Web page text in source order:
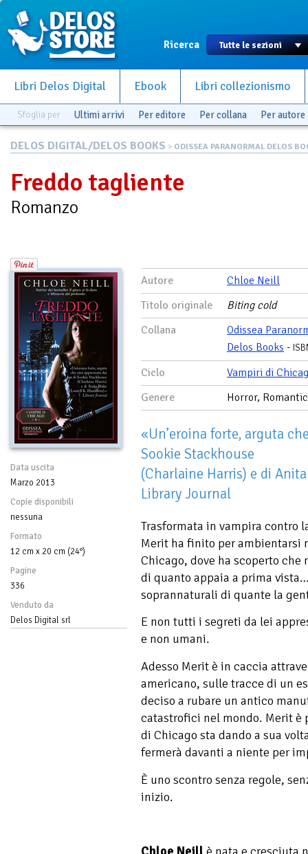
Ricerca
Libri Delos Digital Ebook Libri collezionismo
Sfoglia per Ultimi arrivi Per editore Per collana Per autore
DELOS DIGITAL/DELOS BOOKS > ODISSEA PARANORMAL DELOS
Freddo tagliente
Romanzo
Data uscita
Marzo 2013
Copie disponibili
nessuna
Formato
12 cm x 20 cm (24°)
Pagine
336
Venduto da
Delos Digital srl
Autore
Chloe Neill
Titolo originale
Biting cold
Collana
Odissea
Delos Books -
Ciclo
Vampiri di
Genere
Horror,
«Un’eroina forte, arguta
Sookie Stackhouse
(Charlaine Harris) e di
Library Journal
Trasformata in vampira contro
Merit ha finito per ambientarsi
Chicago, dove ha scoperto
di quanto appaia a prima
soprannaturali di quante la
E non tutti i segreti da lei
e non umani.
Adesso Merit è in caccia
americano, sulle tracce di un
deciso a rubare un antico
catastrofici nel mondo. Merit è
di Chicago sta dando a sua
fermerà davanti a niente per
È uno scontro senza regole,
inizio.